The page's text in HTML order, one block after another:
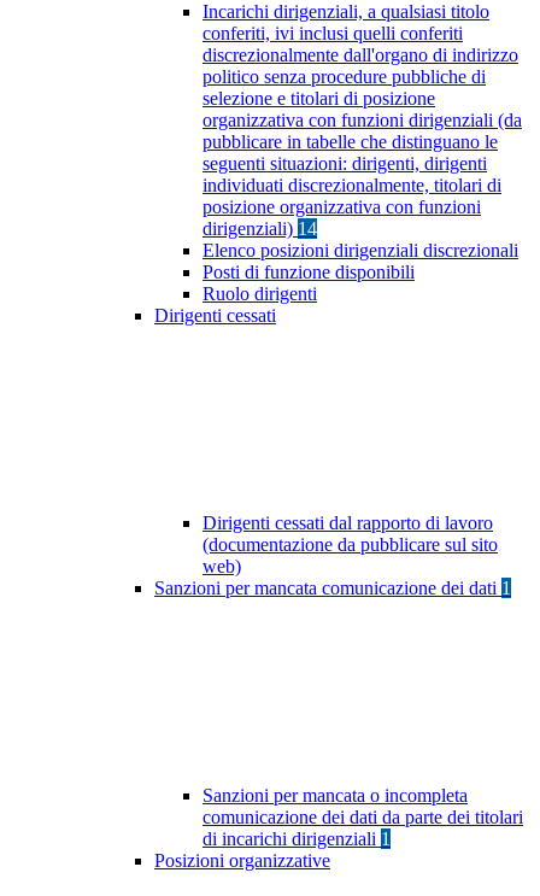
Incarichi dirigenziali, a qualsiasi titolo
conferiti, ivi inclusi quelli conferiti
discrezionalmente dall'organo di indirizzo
politico senza procedure pubbliche di
selezione e titolari di posizione
organizzativa con funzioni dirigenziali (da
pubblicare in tabelle che distinguano le
seguenti situazioni: dirigenti, dirigenti
individuati discrezionalmente, titolari di
posizione organizzativa con funzioni
dirigenziali) 14
Elenco posizioni dirigenziali discrezionali
Posti di funzione disponibili
Ruolo dirigenti
Dirigenti cessati
Dirigenti cessati dal rapporto di lavoro
(documentazione da pubblicare sul sito
web)
Sanzioni per mancata comunicazione dei dati 1
Sanzioni per mancata o incompleta
comunicazione dei dati da parte dei titolari
di incarichi dirigenziali 1
Posizioni organizzative